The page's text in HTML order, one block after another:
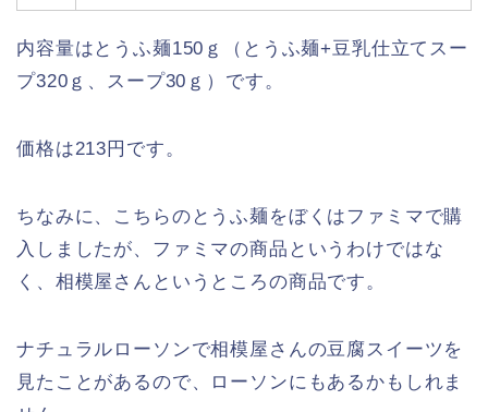
内容量はとうふ麺150ｇ（とうふ麺+豆乳仕立てスー
プ320ｇ、スープ30ｇ）です。
価格は213円です。
ちなみに、こちらのとうふ麺をぼくはファミマで購
入しましたが、ファミマの商品というわけではな
く、相模屋さんというところの商品です。
ナチュラルローソンで相模屋さんの豆腐スイーツを
見たことがあるので、ローソンにもあるかもしれま